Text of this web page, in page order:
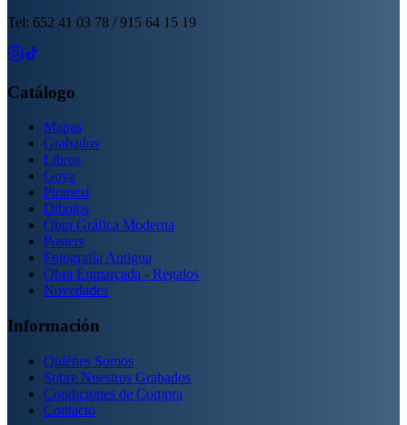
Tel: 652 41 03 78 / 915 64 15 19
Catálogo
Mapas
Grabados
Libros
Goya
Piranesi
Dibujos
Obra Gráfica Moderna
Posters
Fotografía Antigua
Obra Enmarcada - Regalos
Novedades
Información
Quiénes Somos
Sobre Nuestros Grabados
Condiciones de Compra
Contacto